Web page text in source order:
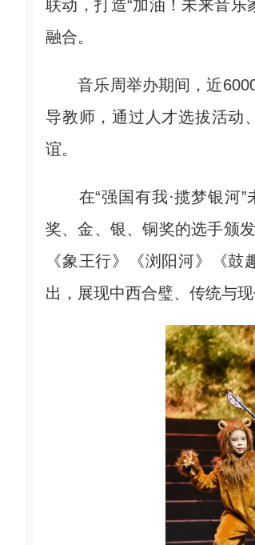
联动，打造“加油！未来音
融合。
音乐周举办期间，近6000
导教师，通过人才选拔活动
谊。
在“强国有我·揽梦银河”
奖、金、银、铜奖的选手颁
《象王行》《浏阳河》《
出，展现中西合璧、传统与现